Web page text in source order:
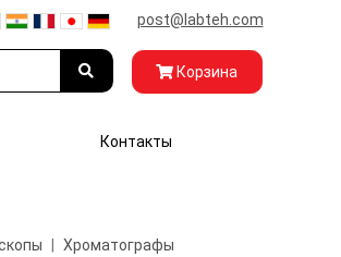
post@labteh.com
Корзина
Контакты
Хроматографы